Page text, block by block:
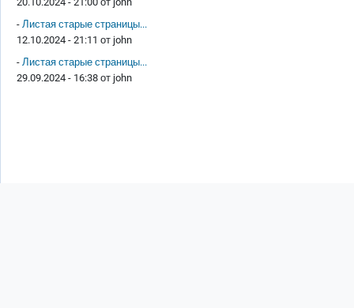
- Листая старые страницы...
12.10.2024 - 21:11 от john
- Листая старые страницы...
29.09.2024 - 16:38 от john